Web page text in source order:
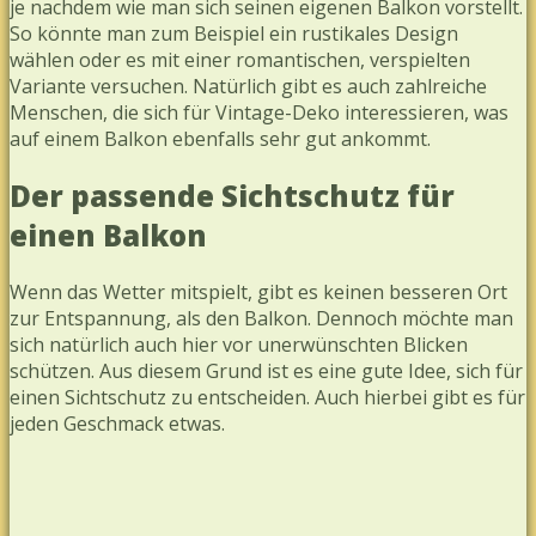
je nachdem wie man sich seinen eigenen Balkon vorstellt.
So könnte man zum Beispiel ein rustikales Design
wählen oder es mit einer romantischen, verspielten
Variante versuchen. Natürlich gibt es auch zahlreiche
Menschen, die sich für Vintage-Deko interessieren, was
auf einem Balkon ebenfalls sehr gut ankommt.
Der passende Sichtschutz für
einen Balkon
Wenn das Wetter mitspielt, gibt es keinen besseren Ort
zur Entspannung, als den Balkon. Dennoch möchte man
sich natürlich auch hier vor unerwünschten Blicken
schützen. Aus diesem Grund ist es eine gute Idee, sich für
einen Sichtschutz zu entscheiden. Auch hierbei gibt es für
jeden Geschmack etwas.